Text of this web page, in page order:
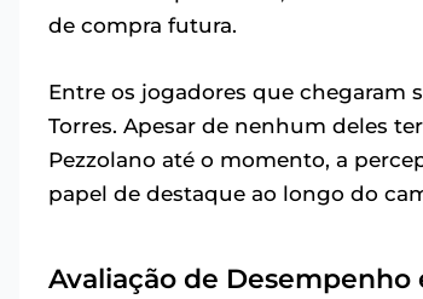
de compra futura.
Entre os jogadores que chegaram
Torres. Apesar de nenhum deles
Pezzolano até o momento, a
papel de destaque ao longo do
Avaliação de Desempenho